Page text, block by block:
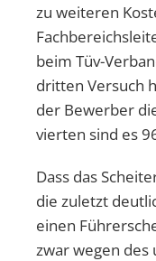
zu weiteren
beim Tüv-
dritten Versuch
der Bewerber
vierten sind es
Dass das
die zuletzt
einen
zwar wegen des